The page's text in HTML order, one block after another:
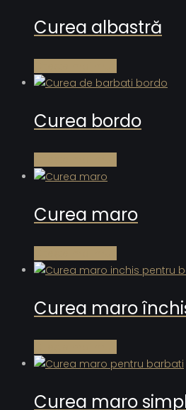
Curea albastră
Curea bordo
Curea maro
Curea maro
Curea maro